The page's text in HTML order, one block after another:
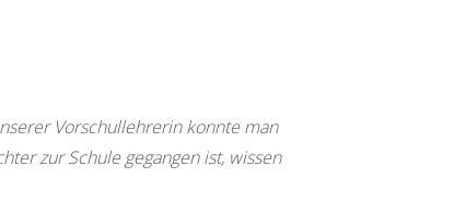
Vorschullehrerin konnte man
zur Schule gegangen ist, wissen